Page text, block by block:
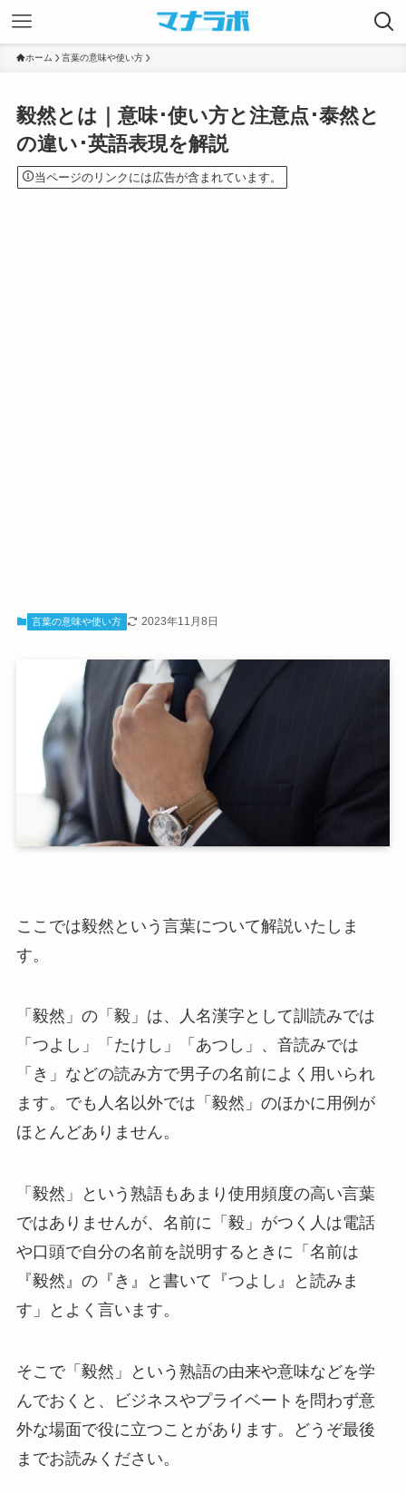
ホーム 言葉の意味や使い方
毅然とは｜意味･使い方と注意点･泰然と
の違い･英語表現を解説
当ページのリンクには広告が含まれています。
言葉の意味や使い方 2023年11月8日
ここでは毅然という言葉について解説いたしま
す。
「毅然」の「毅」は、人名漢字として訓読みでは
「つよし」「たけし」「あつし」、音読みでは
「き」などの読み方で男子の名前によく用いられ
ます。でも人名以外では「毅然」のほかに用例が
ほとんどありません。
「毅然」という熟語もあまり使用頻度の高い言葉
ではありませんが、名前に「毅」がつく人は電話
や口頭で自分の名前を説明するときに「名前は
『毅然』の『き』と書いて『つよし』と読みま
す」とよく言います。
そこで「毅然」という熟語の由来や意味などを学
んでおくと、ビジネスやプライベートを問わず意
外な場面で役に立つことがあります。どうぞ最後
までお読みください。